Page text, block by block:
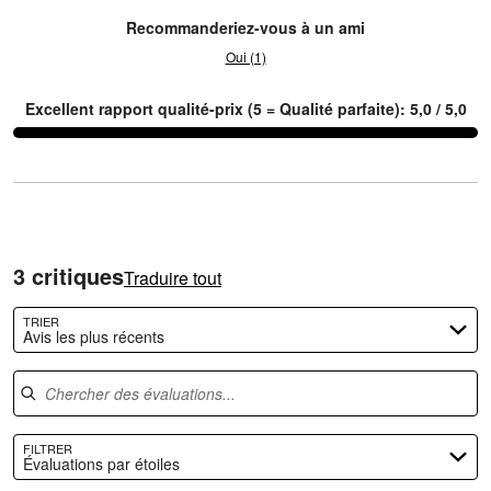
Recommanderiez-vous à un ami
Oui (1)
Excellent rapport qualité-prix (5 = Qualité parfaite): 5,0 / 5,0
3 critiquesTraduire tout
TRIER
Avis les plus récents
Chercher des évaluations
FILTRER
Évaluations par étoiles